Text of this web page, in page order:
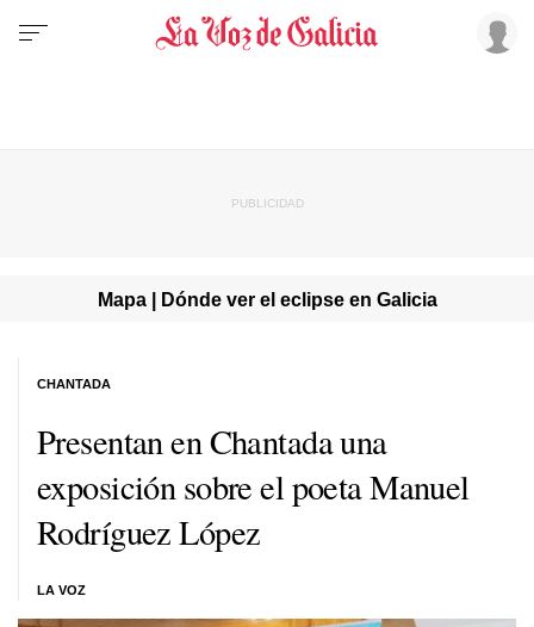
Mapa | Dónde ver el eclipse en Galicia
Presentan en Chantada una
exposición sobre el poeta Manuel
Rodríguez López
LA VOZ
CHANTADA